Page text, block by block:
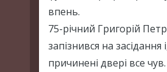
впень.
75-річний Григорій
запізнився на засідання
причинені двері все